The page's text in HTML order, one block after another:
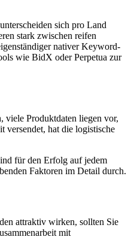
sich pro Land
stark zwischen reifen
nativer Keyword-
wie BidX oder Perpetua zur
viele Produktdaten liegen vor,
versendet, hat die logistische
für den Erfolg auf jedem
Faktoren im Detail durch.
attraktiv wirken, sollten Sie
mit